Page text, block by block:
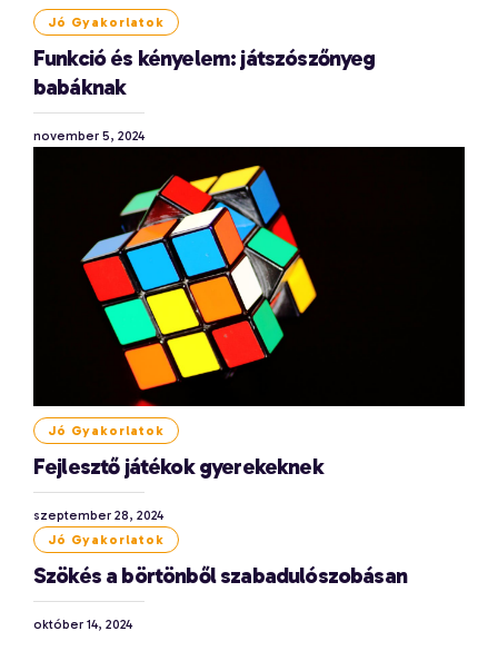
Jó Gyakorlatok
Funkció és kényelem: játszószőnyeg
babáknak
november 5, 2024
Jó Gyakorlatok
Fejlesztő játékok gyerekeknek
szeptember 28, 2024
Jó Gyakorlatok
Szökés a börtönből szabadulószobásan
október 14, 2024